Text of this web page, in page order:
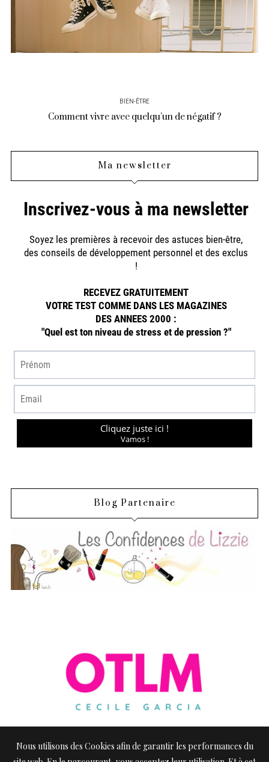
BIEN-ÊTRE
Comment vivre avec quelqu’un de négatif ?
Ma newsletter
Blog Partenaire
Nous utilisons des Cookies afin de garantir les performances du